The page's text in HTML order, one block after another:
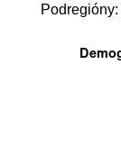
Podregióny: